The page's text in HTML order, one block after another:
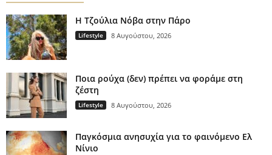
H Τζούλια Νόβα στην Πάρο
Lifestyle 8 Αυγούστου, 2026
Ποια ρούχα (δεν) πρέπει να φοράμε στη
ζέστη
Lifestyle 8 Αυγούστου, 2026
Παγκόσμια ανησυχία για το φαινόμενο Ελ
Νίνιο